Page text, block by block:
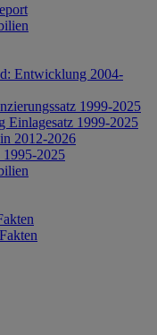
Entwicklung 2004-
1999-2025
1999-2025
2012-2026
2025